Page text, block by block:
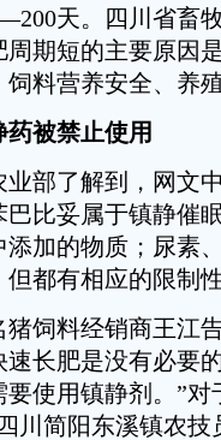
天。四川省畜
期短的主要原因
料营养安全、养
药被禁止使用
了解到，网文中
巴比妥属于镇静催
添加的物质；尿素
但都有相应的限制
料经销商王江告
速长肥是没有必要
要使用镇静剂。”
川简阳东溪镇农